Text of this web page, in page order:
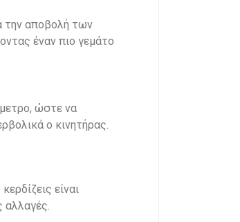
την αποβολή των
έναν πιο γεμάτο
ώστε να
ο κινητήρας.
είναι
αλλαγές.